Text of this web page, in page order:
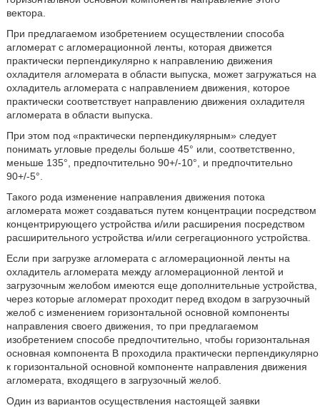
вектора.
При предлагаемом изобретением осуществлении способа
агломерат с агломерационной ленты, которая движется
практически перпендикулярно к направлению движения
охладителя агломерата в области выпуска, может загружаться на
охладитель агломерата с направлением движения, которое
практически соответствует направлению движения охладителя
агломерата в области выпуска.
При этом под «практически перпендикулярным» следует
понимать угловые пределы больше 45° или, соответственно,
меньше 135°, предпочтительно 90+/-10°, и предпочтительно
90+/-5°.
Такого рода изменение направления движения потока
агломерата может создаваться путем концентрации посредством
концентрирующего устройства и/или расширения посредством
расширительного устройства и/или сегрегационного устройства.
Если при загрузке агломерата с агломерационной ленты на
охладитель агломерата между агломерационной лентой и
загрузочным желобом имеются еще дополнительные устройства,
через которые агломерат проходит перед входом в загрузочный
желоб с изменением горизонтальной основной компоненты
направления своего движения, то при предлагаемом
изобретением способе предпочтительно, чтобы горизонтальная
основная компонента B проходила практически перпендикулярно
к горизонтальной основной компоненте направления движения
агломерата, входящего в загрузочный желоб.
Один из вариантов осуществления настоящей заявки